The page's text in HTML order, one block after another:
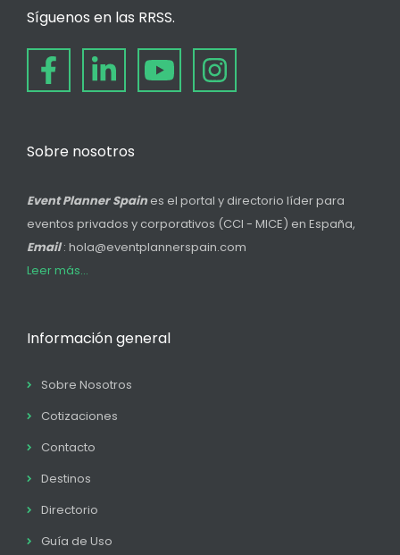
Síguenos en las RRSS.
Sobre nosotros
Event Planner Spain es el portal y directorio líder para
eventos privados y corporativos (CCI - MICE) en España,
Email: hola@eventplannerspain.com
Leer más...
Información general
Sobre Nosotros
Cotizaciones
Contacto
Destinos
Directorio
Guía de Uso